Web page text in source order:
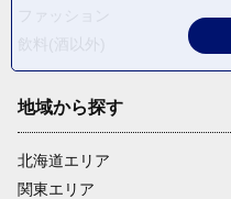
地域から探す
北海道エリア
関東エリア